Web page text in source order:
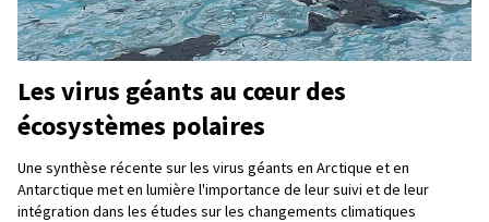
Les virus géants au cœur des
écosystèmes polaires
Une synthèse récente sur les virus géants en Arctique et en
Antarctique met en lumière l'importance de leur suivi et de leur
intégration dans les études sur les changements climatiques